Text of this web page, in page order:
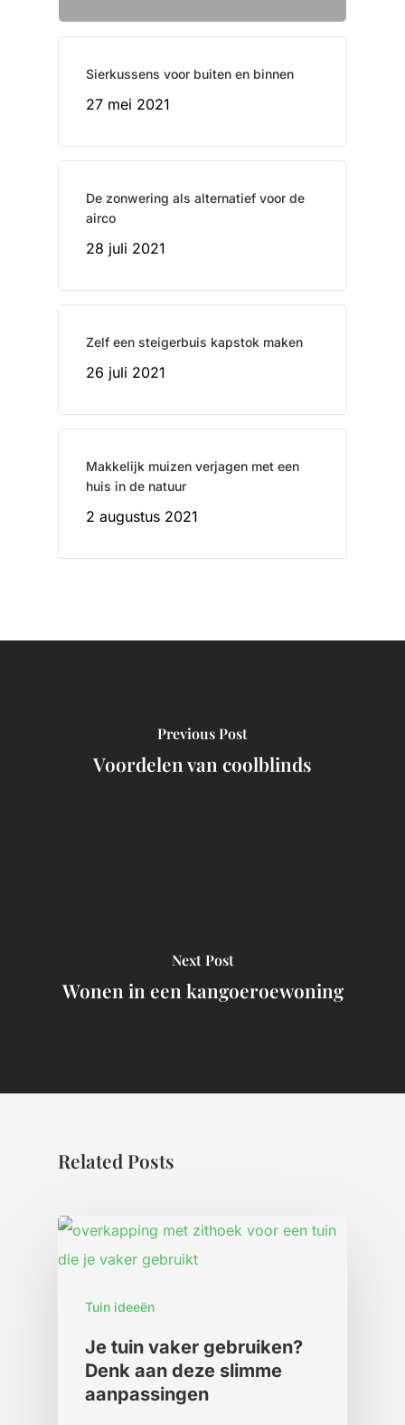
Sierkussens voor buiten en binnen
27 mei 2021
De zonwering als alternatief voor de
airco
28 juli 2021
Zelf een steigerbuis kapstok maken
26 juli 2021
Makkelijk muizen verjagen met een
huis in de natuur
2 augustus 2021
Previous Post
Voordelen van coolblinds
Next Post
Wonen in een kangoeroewoning
Related Posts
Tuin ideeën
Je tuin vaker gebruiken?
Denk aan deze slimme
aanpassingen